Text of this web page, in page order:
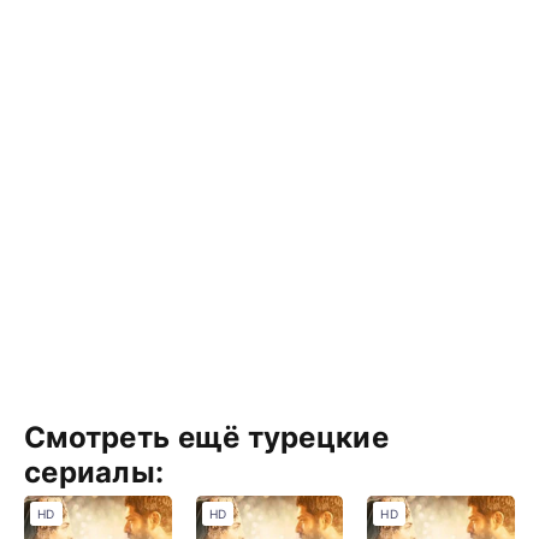
Смотреть ещё турецкие
сериалы:
HD HD HD